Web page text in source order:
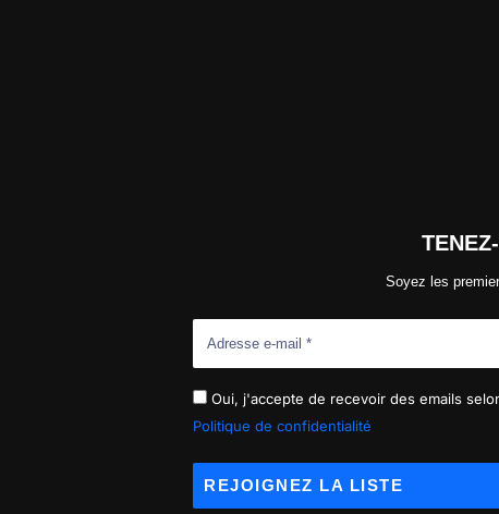
Soyez les
Oui, j'accepte de recevoir des emails
Politique de confidentialité